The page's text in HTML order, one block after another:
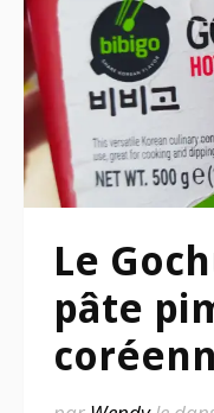
Le
pâte